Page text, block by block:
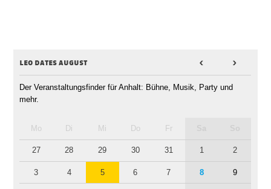
leo dates august < >
Der Veranstaltungsfinder für Anhalt: Bühne, Musik, Party und
mehr.
Mo Di Mi Do Fr
27 28 29 30 31 1 2
3 4 5 6 7 8 9